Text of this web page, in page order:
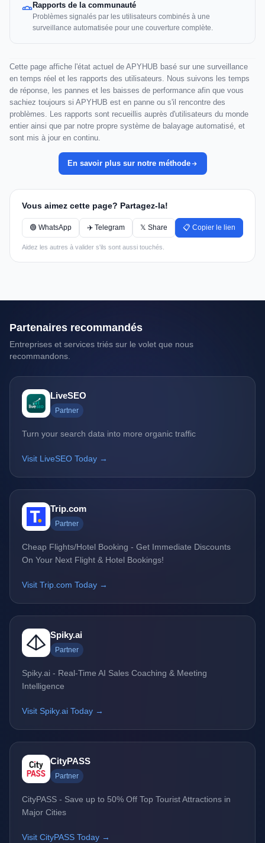
Rapports de la communauté
Problèmes signalés par les utilisateurs combinés à une
surveillance automatisée pour une couverture complète.
Cette page affiche l'état actuel de APYHUB basé sur une surveillance
en temps réel et les rapports des utilisateurs. Nous suivons les temps
de réponse, les pannes et les baisses de performance afin que vous
sachiez toujours si APYHUB est en panne ou s'il rencontre des
problèmes. Les rapports sont recueillis auprès d'utilisateurs du monde
entier ainsi que par notre propre système de balayage automatisé, et
sont mis à jour en continu.
En savoir plus sur notre méthode
Vous aimez cette page? Partagez-la!
🟢 WhatsApp ✈️ Telegram 𝕏 Share 📋 Copier le lien
Aidez les autres à valider s'ils sont aussi touchés.
Partenaires recommandés
Entreprises et services triés sur le volet que nous
recommandons.
LiveSEO
Partner
Turn your search data into more organic traffic
Visit LiveSEO Today →
Trip.com
Partner
Cheap Flights/Hotel Booking - Get Immediate Discounts
On Your Next Flight & Hotel Bookings!
Visit Trip.com Today →
Spiky.ai
Partner
Spiky.ai - Real-Time AI Sales Coaching & Meeting
Intelligence
Visit Spiky.ai Today →
CityPASS
Partner
CityPASS - Save up to 50% Off Top Tourist Attractions in
Major Cities
Visit CityPASS Today →